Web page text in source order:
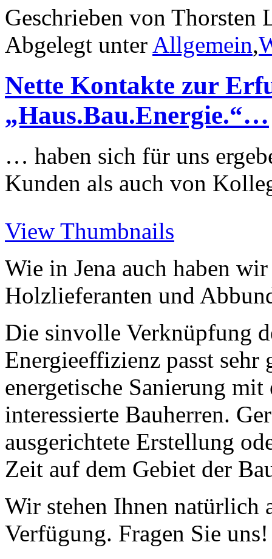
Geschrieben von Thorsten
Abgelegt unter Allgemein,
Nette Kontakte zur
„Haus.Bau.Energie.“…
… haben sich für uns
Kunden als auch von
View Thumbnails
Wie in Jena auch haben
Holzlieferanten und
Die sinvolle Verknüpfung
Energieeffizienz passt
energetische Sanierung
interessierte Bauherren.
ausgerichtete Erstellung
Zeit auf dem Gebiet der
Wir stehen Ihnen natürlich
Verfügung. Fragen Sie uns!